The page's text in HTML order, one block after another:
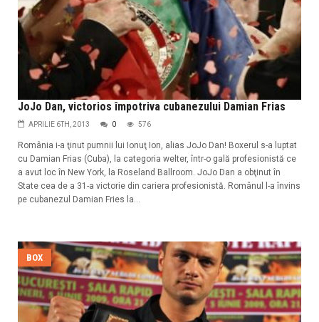
JoJo Dan, victorios împotriva cubanezului Damian Frias
APRILIE 6TH, 2013 0 576
România i-a ţinut pumnii lui Ionuţ Ion, alias JoJo Dan! Boxerul s-a luptat
cu Damian Frias (Cuba), la categoria welter, într-o gală profesionistă ce
a avut loc în New York, la Roseland Ballroom. JoJo Dan a obţinut în
State cea de a 31-a victorie din cariera profesionistă. Românul l-a învins
pe cubanezul Damian Fries la...
BOX